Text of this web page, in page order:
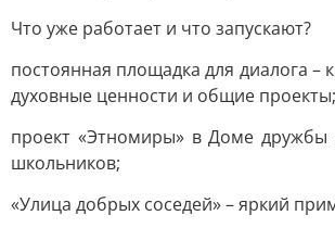
Что уже работает и что запускают?
постоянная площадка для диалога –
духовные ценности и общие проекты;
проект «Этномиры» в Доме дружбы
школьников;
«Улица добрых соседей» – яркий